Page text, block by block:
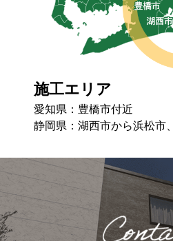
施工エリア
愛知県：豊橋市付近
静岡県：湖⻄市から浜松市